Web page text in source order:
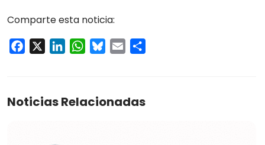
Comparte esta noticia:
Facebook LinkedInWhatsApp
Bluesky
Email
Noticias Relacionadas